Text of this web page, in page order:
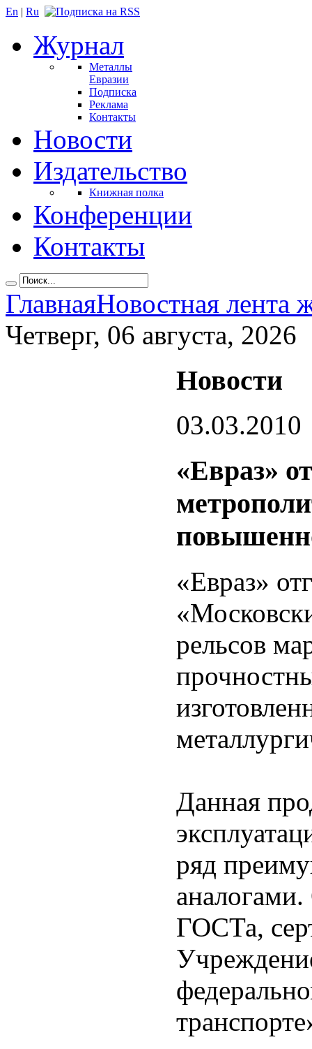
En | Ru
Журнал
Металлы
Евразии
Подписка
Реклама
Контакты
Новости
Издательство
Книжная полка
Конференции
Контакты
ГлавнаяНовостная лента
Четверг, 06 августа, 2026
Новости
03.03.2010
«Евраз»
«Евраз»
рельсов
Данная
ряд
ГОСТа,